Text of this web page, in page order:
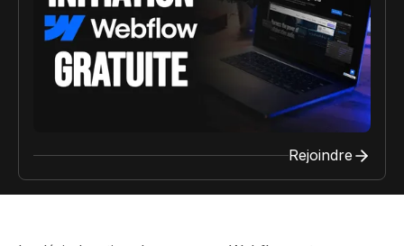
Rejoindre